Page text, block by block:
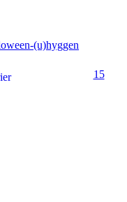
(u)hyggen
15